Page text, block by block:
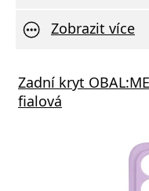
Zobrazit více
Zadní kryt
fialová
SÍŤOVÝ
DELIVERY ČERNÝ